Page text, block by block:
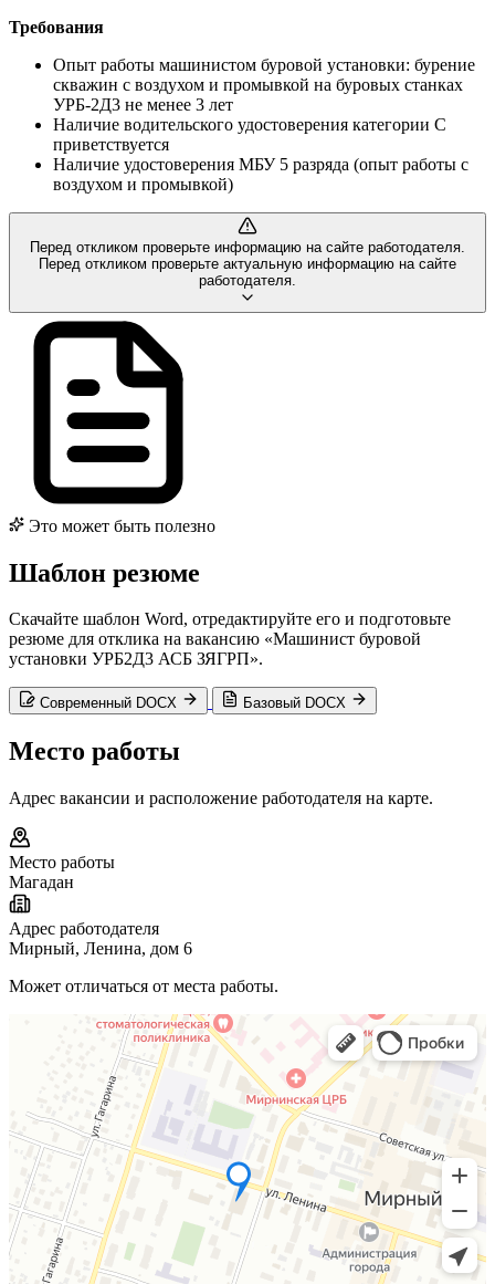
Требования
Опыт работы машинистом буровой установки: бурение
скважин с воздухом и промывкой на буровых станках
УРБ-2Д3 не менее 3 лет
Наличие водительского удостоверения категории С
приветствуется
Наличие удостоверения МБУ 5 разряда (опыт работы с
воздухом и промывкой)
Перед откликом проверьте информацию на сайте работодателя.
Перед откликом проверьте актуальную информацию на сайте
работодателя.
Это может быть полезно
Шаблон резюме
Скачайте шаблон Word, отредактируйте его и подготовьте
резюме для отклика на вакансию «Машинист буровой
установки УРБ2Д3 АСБ ЗЯГРП».
Современный DOCX Базовый DOCX
Место работы
Адрес вакансии и расположение работодателя на карте.
Место работы
Магадан
Адрес работодателя
Мирный, Ленина, дом 6
Может отличаться от места работы.